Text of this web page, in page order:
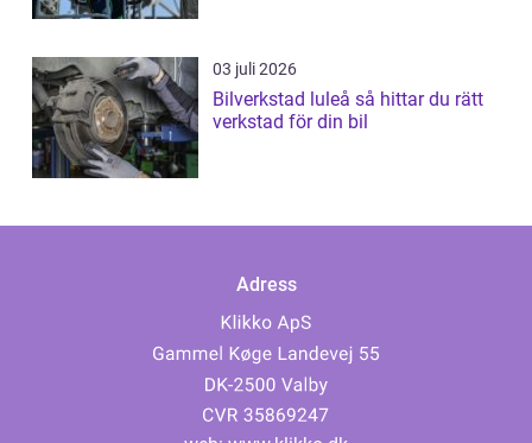
03 juli 2026
Bilverkstad luleå så hittar du rätt
verkstad för din bil
Adress